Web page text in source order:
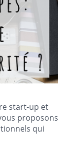
start-up et
proposons
qui